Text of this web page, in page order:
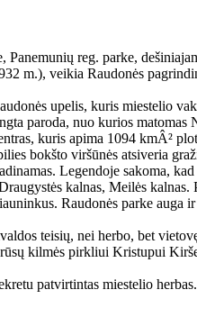
Panemunių reg. parke,
m.), veikia Raudonės
upelis, kuris miestelio
paroda, nuo kurios
kuris apima 1094 kmÂ²
bokšto viršūnės atsiveria
Legendoje sakoma,
kalnas, Meilės kalnas.
Raudonės parke auga
teisių, nei herbo, bet
kilmės pirkliui Kristupui
patvirtintas miestelio herbas.